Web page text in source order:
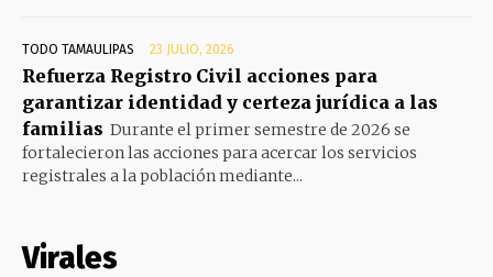
TODO TAMAULIPAS 23 JULIO, 2026
Refuerza Registro Civil acciones para
garantizar identidad y certeza jurídica a las
familias Durante el primer semestre de 2026 se
fortalecieron las acciones para acercar los servicios
registrales a la población mediante...
Virales